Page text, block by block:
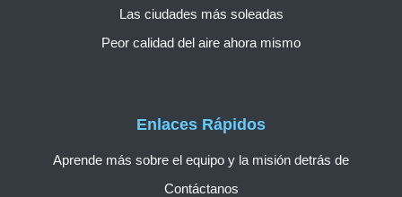
Enlaces Rápidos
Aprende más sobre el equipo y la misión detrás de
Contáctanos
Las ciudades más soleadas
Peor calidad del aire ahora mismo